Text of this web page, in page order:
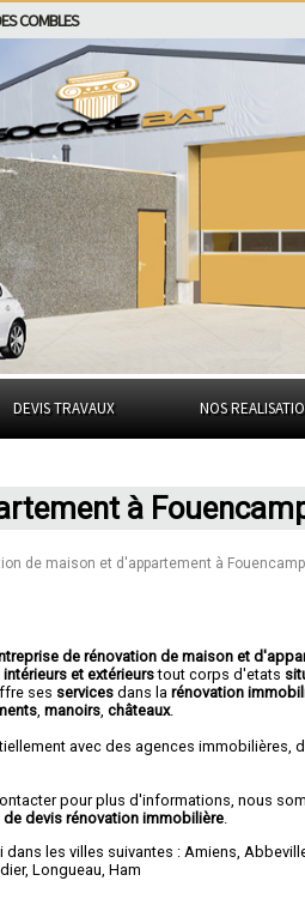
COMBLES
DEVIS TRAVAUX NOS
à
de maison et d'appartement à
de rénovation de maison et
et extérieurstout corps d'etats
ses services dans larénovation
,manoirs ,châteaux.
avec des agences immobilières,
pour plus d'informations, nous
devis rénovation immobilière
dans les villes suivantes : Amiens
,Longueau ,Ham